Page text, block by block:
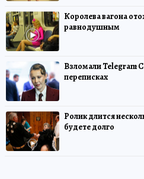
Королева вагона
равнодушным
Взломали Telegram
переписках
Ролик длится
будете долго